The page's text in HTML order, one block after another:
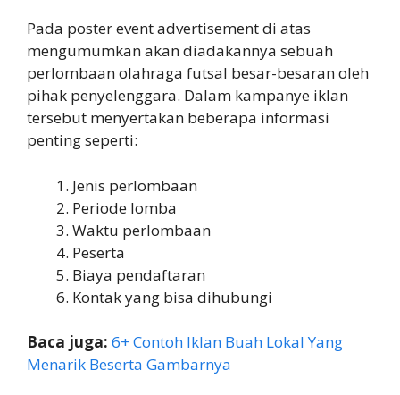
Pada poster event advertisement di atas
mengumumkan akan diadakannya sebuah
perlombaan olahraga futsal besar-besaran oleh
pihak penyelenggara. Dalam kampanye iklan
tersebut menyertakan beberapa informasi
penting seperti:
Jenis perlombaan
Periode lomba
Waktu perlombaan
Peserta
Biaya pendaftaran
Kontak yang bisa dihubungi
Baca juga: 6+ Contoh Iklan Buah Lokal Yang
Menarik Beserta Gambarnya